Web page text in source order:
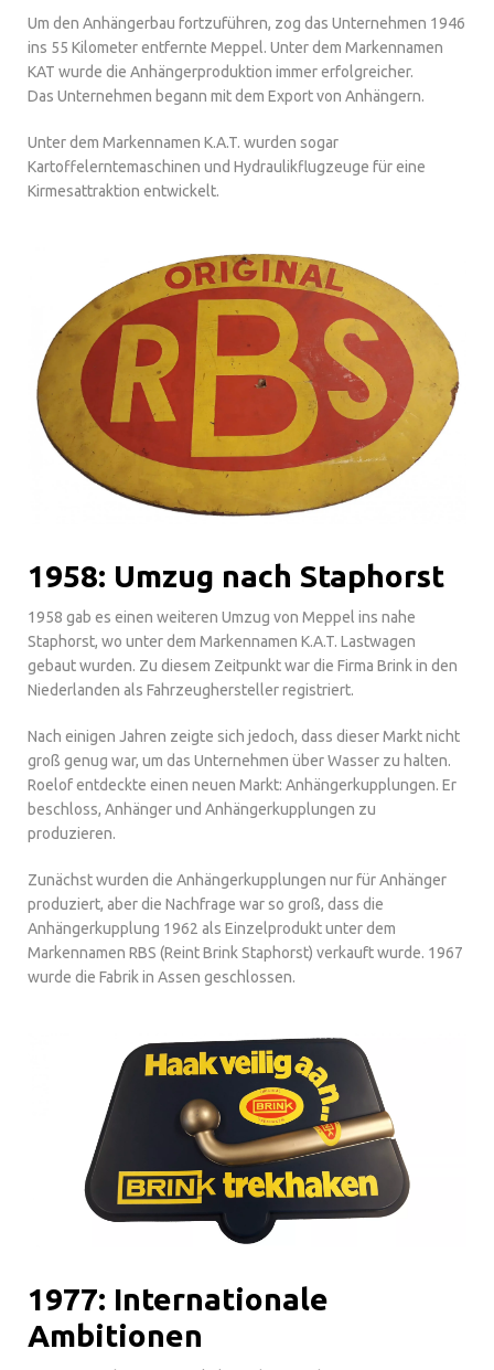
Um den Anhängerbau fortzuführen, zog das Unternehmen 1946
ins 55 Kilometer entfernte Meppel. Unter dem Markennamen
KAT wurde die Anhängerproduktion immer erfolgreicher.
Das Unternehmen begann mit dem Export von Anhängern.
Unter dem Markennamen K.A.T. wurden sogar
Kartoffelerntemaschinen und Hydraulikflugzeuge für eine
Kirmesattraktion entwickelt.
1958: Umzug nach Staphorst
1958 gab es einen weiteren Umzug von Meppel ins nahe
Staphorst, wo unter dem Markennamen K.A.T. Lastwagen
gebaut wurden. Zu diesem Zeitpunkt war die Firma Brink in den
Niederlanden als Fahrzeughersteller registriert.
Nach einigen Jahren zeigte sich jedoch, dass dieser Markt nicht
groß genug war, um das Unternehmen über Wasser zu halten.
Roelof entdeckte einen neuen Markt: Anhängerkupplungen. Er
beschloss, Anhänger und Anhängerkupplungen zu
produzieren.
Zunächst wurden die Anhängerkupplungen nur für Anhänger
produziert, aber die Nachfrage war so groß, dass die
Anhängerkupplung 1962 als Einzelprodukt unter dem
Markennamen RBS (Reint Brink Staphorst) verkauft wurde. 1967
wurde die Fabrik in Assen geschlossen.
1977: Internationale
Ambitionen